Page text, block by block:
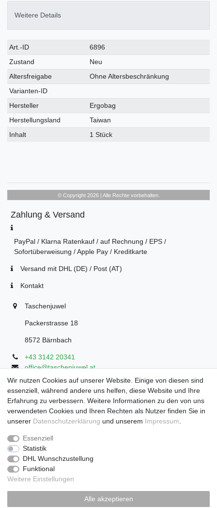
Weitere Details
Art.-ID
6896
Zustand
Neu
Altersfreigabe
Ohne Altersbeschränkung
Varianten-ID
Hersteller
Ergobag
Herstellungsland
Taiwan
Inhalt
1 Stück
© Copyright 2026 | Alle Rechte vorbehalten.
Zahlung & Versand
PayPal / Klarna Ratenkauf / auf Rechnung / EPS /
Sofortüberweisung / Apple Pay / Kreditkarte
Versand mit DHL (DE) / Post (AT)
Kontakt
Taschenjuwel
Packerstrasse 18
8572 Bärnbach
+43 3142 20341
office@taschenjuwel.at
Montag - Freitag: 08:30 - 18:00
Samstag: 8:30 - 17 Uhr
Daten­schutz­erklärung
Zahlung und Versand
Wir nutzen Cookies auf unserer Website. Einige von diesen sind
essenziell, während andere uns helfen, diese Website und Ihre
Erfahrung zu verbessern. Weitere Informationen zu den von uns
verwendeten Cookies und Ihren Rechten als Nutzer finden Sie in
unserer Daten­schutz­erklärung und unserem Impressum
Essenziell
Statistik
DHL Wunschzustellung
Funktional
Weitere Einstellungen
Alle akzeptieren